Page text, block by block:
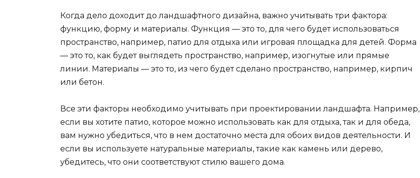
Когда дело доходит до ландшафтного дизайна, важно учитывать три фактора:
функцию, форму и материалы. Функция — это то, для чего будет использоваться
пространство, например, патио для отдыха или игровая площадка для детей. Форма
— это то, как будет выглядеть пространство, например, изогнутые или прямые
линии. Материалы — это то, из чего будет сделано пространство, например, кирпич
или бетон.
Все эти факторы необходимо учитывать при проектировании ландшафта. Например,
если вы хотите патио, которое можно использовать как для отдыха, так и для обеда,
вам нужно убедиться, что в нем достаточно места для обоих видов деятельности. И
если вы используете натуральные материалы, такие как камень или дерево,
убедитесь, что они соответствуют стилю вашего дома.